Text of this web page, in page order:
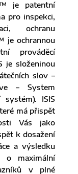
je patentní
pro inspekci,
ochranu
je ochrannou
prováděcí
je složeninou
slov –
– System
ISIS
má přispět
Vás jako
k dosažení
a výsledku
o maximální
v plné